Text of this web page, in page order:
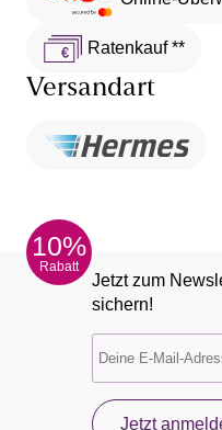
Ratenkauf **
Versandart
10%
Rabatt
Jetzt zum
sichern!
Jetzt